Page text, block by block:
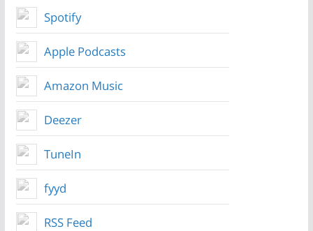
Spotify
Apple Podcasts
Amazon Music
Deezer
TuneIn
fyyd
RSS Feed